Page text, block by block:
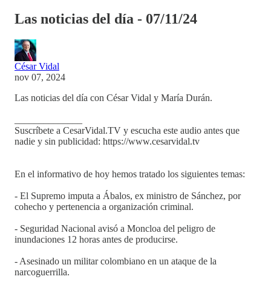
Las noticias del día - 07/11/24
César Vidal
nov 07, 2024
Las noticias del día con César Vidal y María Durán.
Suscríbete a CesarVidal.TV y escucha este audio antes que
nadie y sin publicidad: https://www.cesarvidal.tv
En el informativo de hoy hemos tratado los siguientes temas:
- El Supremo imputa a Ábalos, ex ministro de Sánchez, por
cohecho y pertenencia a organización criminal.
- Seguridad Nacional avisó a Moncloa del peligro de
inundaciones 12 horas antes de producirse.
- Asesinado un militar colombiano en un ataque de la
narcoguerrilla.